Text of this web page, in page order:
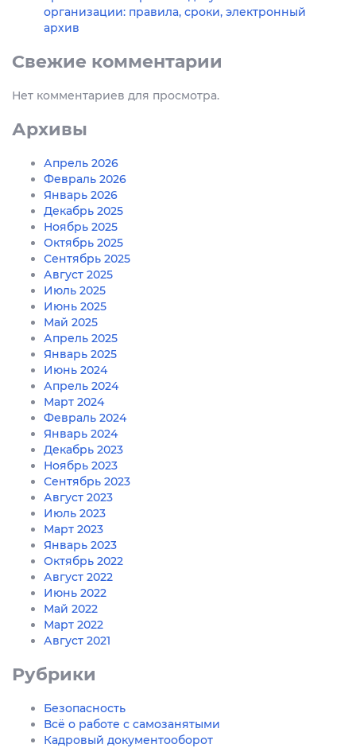
организации: правила, сроки, электронный
архив
Свежие комментарии
Нет комментариев для просмотра.
Архивы
Апрель 2026
Февраль 2026
Январь 2026
Декабрь 2025
Ноябрь 2025
Октябрь 2025
Сентябрь 2025
Август 2025
Июль 2025
Июнь 2025
Май 2025
Апрель 2025
Январь 2025
Июнь 2024
Апрель 2024
Март 2024
Февраль 2024
Январь 2024
Декабрь 2023
Ноябрь 2023
Сентябрь 2023
Август 2023
Июль 2023
Март 2023
Январь 2023
Октябрь 2022
Август 2022
Июнь 2022
Май 2022
Март 2022
Август 2021
Рубрики
Безопасность
Всё о работе с самозанятыми
Кадровый документооборот